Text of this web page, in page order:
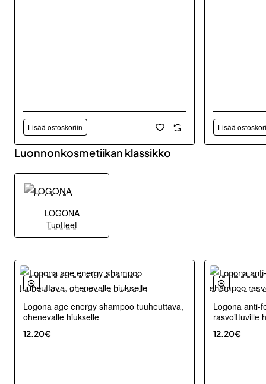
Lisää ostoskoriin Lisää
Luonnonkosmetiikan klassikko
LOGONA
Tuotteet
Logona age energy shampoo tuuheuttava,
ohenevalle hiukselle
12.20€
Logona anti-
rasvoittuville
12.20€